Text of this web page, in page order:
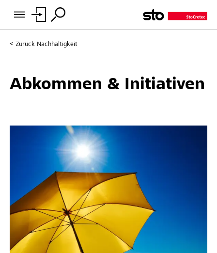
Zurück Nachhaltigkeit
Abkommen & Initiativen